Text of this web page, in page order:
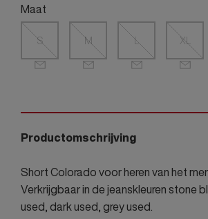
Maat
S M L XL
Productomschrijving
Short Colorado voor heren van het
Verkrijgbaar in de jeanskleuren stone
used, dark used, grey used.